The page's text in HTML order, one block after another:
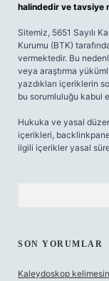
halindedir ve tavsiye
Sitemiz, 5651 Sayılı
Kurumu (BTK)
vermektedir. Bu
veya araştırma
yazdıkları içeriklerin
bu sorumluluğu kabul
Hukuka ve yasal
içerikleri,
ilgili içerikler yasal
SON YORUMLAR
Kaleydoskop